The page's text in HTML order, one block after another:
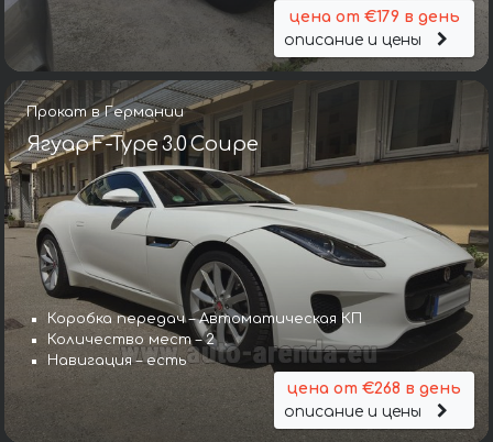
цена от €179 в день
описание и цены
Прокат в Германии
Ягуар F-Type 3.0 Coupe
Коробка передач – Автоматическая КП
Количество мест – 2
Навигация – есть
цена от €268 в день
описание и цены